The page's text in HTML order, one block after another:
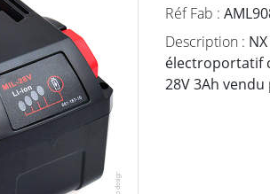
Réf Fab :
Description :
électroportatif
28V 3Ah